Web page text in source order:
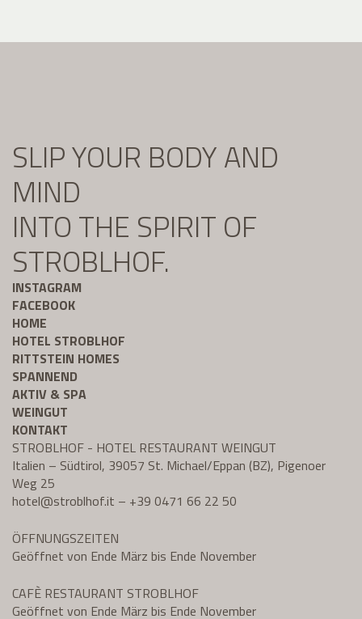
SLIP YOUR BODY AND
MIND
INTO THE SPIRIT OF
STROBLHOF.
INSTAGRAM
FACEBOOK
HOME
HOTEL STROBLHOF
RITTSTEIN HOMES
SPANNEND
AKTIV & SPA
WEINGUT
KONTAKT
STROBLHOF - HOTEL RESTAURANT WEINGUT
Italien – Südtirol, 39057 St. Michael/Eppan (BZ), Pigenoer
Weg 25
hotel@stroblhof.it – +39 0471 66 22 50
ÖFFNUNGSZEITEN
Geöffnet von Ende März bis Ende November
CAFÈ RESTAURANT STROBLHOF
Geöffnet von Ende März bis Ende November